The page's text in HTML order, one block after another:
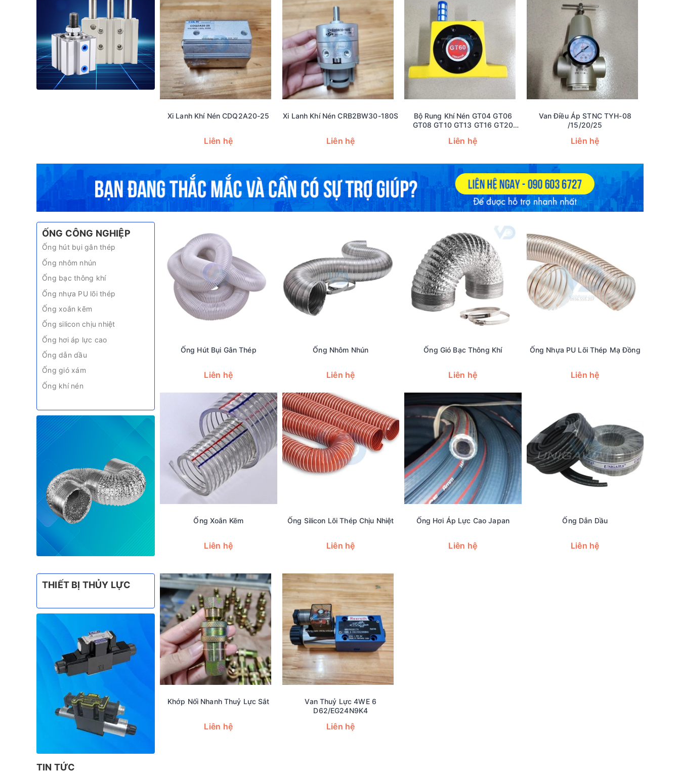
Xi Lanh Khí Nén CDQ2A20-25
Liên hệ
Xi Lanh Khí Nén CRB2BW30-180S
Liên hệ
Bộ Rung Khí Nén GT04 GT06
GT08 GT10 GT13 GT16 GT20
GT48 GT60
Liên hệ
Van Điều Áp STNC TYH-08
/15/20/25
Liên hệ
ỐNG CÔNG NGHIỆP
Ống hút bụi gân thép
Ống nhôm nhún
Ống bạc thông khí
Ống nhựa PU lõi thép
Ống xoắn kẽm
Ống silicon chịu nhiệt
Ống hơi áp lực cao
Ống dẫn dầu
Ống gió xám
Ống khí nén
Ống Hút Bụi Gân Thép
Liên hệ
Ống Nhôm Nhún
Liên hệ
Ống Gió Bạc Thông Khí
Liên hệ
Ống Nhựa PU Lõi Thép Mạ Đồng
Liên hệ
Ống Xoắn Kẽm
Liên hệ
Ống Silicon Lõi Thép Chịu Nhiệt
Liên hệ
Ống Hơi Áp Lực Cao Japan
Liên hệ
Ống Dẫn Dầu
Liên hệ
THIẾT BỊ THỦY LỰC
Khớp Nối Nhanh Thuỷ Lực Sắt
Liên hệ
Van Thuỷ Lực 4WE 6
D62/EG24N9K4
Liên hệ
TIN TỨC